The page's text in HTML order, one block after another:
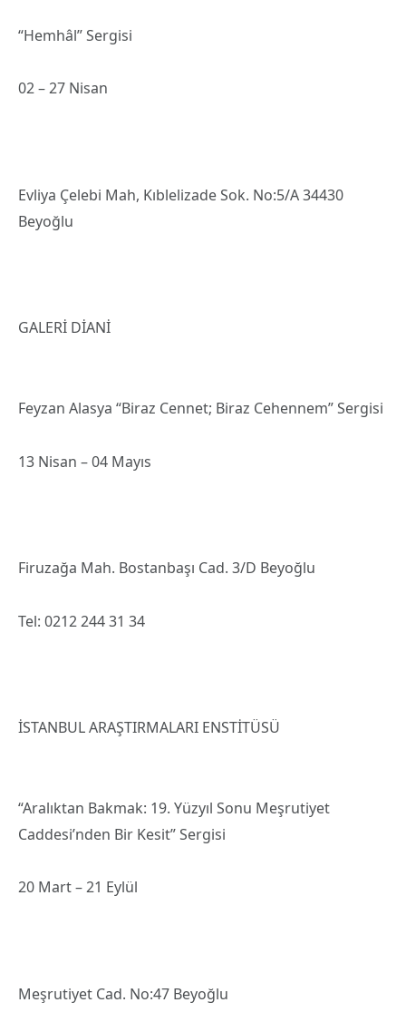
“Hemhâl” Sergisi
02 – 27 Nisan
Evliya Çelebi Mah, Kıblelizade Sok. No:5/A 34430
Beyoğlu
GALERİ DİANİ
Feyzan Alasya “Biraz Cennet; Biraz Cehennem” Sergisi
13 Nisan – 04 Mayıs
Firuzağa Mah. Bostanbaşı Cad. 3/D Beyoğlu
Tel: 0212 244 31 34
İSTANBUL ARAŞTIRMALARI ENSTİTÜSÜ
“Aralıktan Bakmak: 19. Yüzyıl Sonu Meşrutiyet
Caddesi’nden Bir Kesit” Sergisi
20 Mart – 21 Eylül
Meşrutiyet Cad. No:47 Beyoğlu